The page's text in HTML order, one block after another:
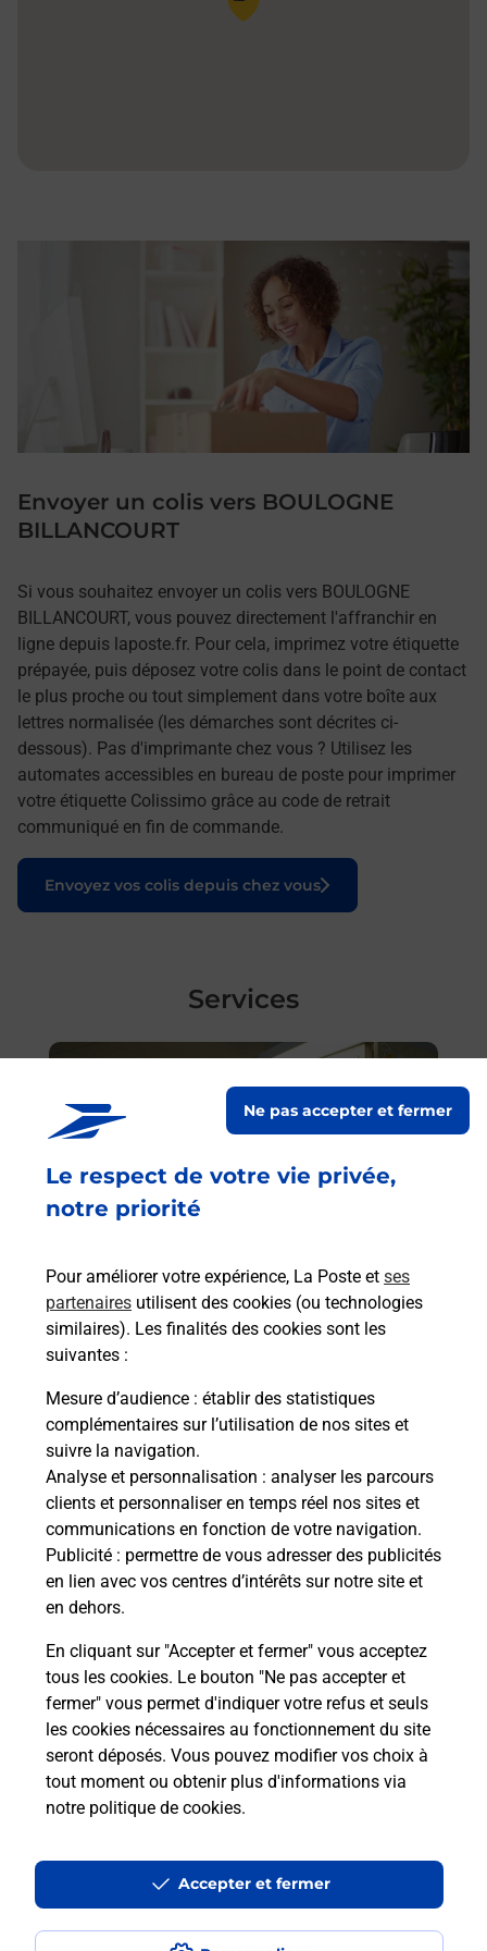
Le respect de votre vie privée,
notre priorité
Pour améliorer votre expérience, La Poste et ses
partenaires utilisent des cookies (ou technologies
similaires). Les finalités des cookies sont les
suivantes :
Mesure d’audience : établir des statistiques
complémentaires sur l’utilisation de nos sites et
suivre la navigation.
Analyse et personnalisation : analyser les parcours
clients et personnaliser en temps réel nos sites et
communications en fonction de votre navigation.
Publicité : permettre de vous adresser des publicités
en lien avec vos centres d’intérêts sur notre site et
en dehors.
En cliquant sur "Accepter et fermer" vous acceptez
tous les cookies. Le bouton "Ne pas accepter et
fermer" vous permet d'indiquer votre refus et seuls
les cookies nécessaires au fonctionnement du site
seront déposés. Vous pouvez modifier vos choix à
tout moment ou obtenir plus d'informations via
notre politique de cookies.
Ne pas accepter et fermer
Accepter et fermer
Envoyer un colis vers BOULOGNE
BILLANCOURT
Si vous souhaitez envoyer un colis vers BOULOGNE
BILLANCOURT, vous pouvez directement l'affranchir en
ligne depuis laposte.fr. Pour cela, imprimez votre étiquette
prépayée, puis déposez votre colis dans le point de contact
le plus proche ou tout simplement dans votre boîte aux
lettres normalisée (les démarches sont décrites ci-
dessous). Pas d'imprimante chez vous ? Utilisez les
automates accessibles en bureau de poste pour imprimer
votre étiquette Colissimo grâce au code de retrait
communiqué en fin de commande.
Envoyez vos colis depuis chez vous
Le lien s'ouvre dans un nouvel onglet
Services
En savoir plus
Acheter un iPhone neuf ou reconditionné
Vous recherchez un smartphone pas cher proche
téléphones iPhone Apple dans vos bureaux de
Poste à BOULOGNE BILLANCOURT JAURES
(92100) !
En savoir plus
En
Comment retourner un colis acheté
en ligne depuis votre boîte aux lettres
?
retour chez un e-commerçant sans se
Envoyer un petit colis au meilleur